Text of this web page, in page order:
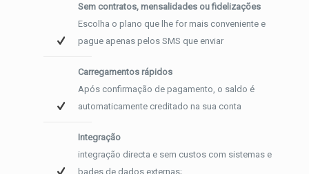
Sem contratos, mensalidades ou fidelizações
Escolha o plano que lhe for mais conveniente e
pague apenas pelos SMS que enviar
Carregamentos rápidos
Após confirmação de pagamento, o saldo é
automaticamente creditado na sua conta
Integração
integração directa e sem custos com sistemas e
bades de dados externas;